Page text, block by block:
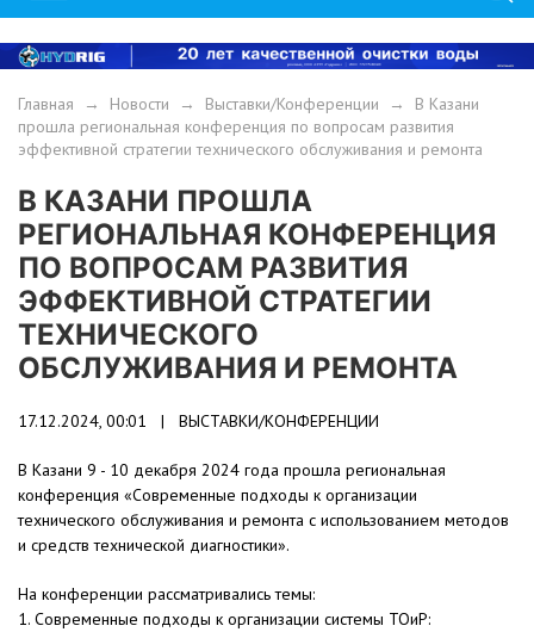
Главная → Новости → Выставки/Конференции → В Казани
прошла региональная конференция по вопросам развития
эффективной стратегии технического обслуживания и ремонта
В КАЗАНИ ПРОШЛА
РЕГИОНАЛЬНАЯ КОНФЕРЕНЦИЯ
ПО ВОПРОСАМ РАЗВИТИЯ
ЭФФЕКТИВНОЙ СТРАТЕГИИ
ТЕХНИЧЕСКОГО
ОБСЛУЖИВАНИЯ И РЕМОНТА
17.12.2024, 00:01 | ВЫСТАВКИ/КОНФЕРЕНЦИИ
В Казани 9 - 10 декабря 2024 года прошла региональная
конференция «Современные подходы к организации
технического обслуживания и ремонта с использованием методов
и средств технической диагностики».
На конференции рассматривались темы:
1. Современные подходы к организации системы ТОиР: